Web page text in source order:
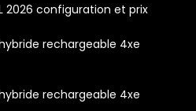
2026 configuration et prix
rechargeable 4xe
rechargeable 4xe